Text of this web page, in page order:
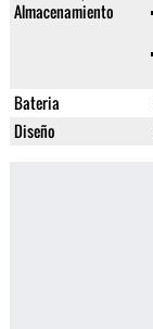
Almacenamiento
Bateria
Diseño